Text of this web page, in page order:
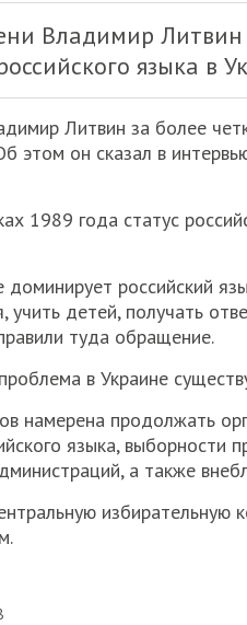
Владимир Литвин
языка в
Литвин за более
этом он сказал в
1989 года статус
доминирует российский
детей, получать
туда обращение.
в Украине
намерена продолжать
языка, выборности
а также
избирательную